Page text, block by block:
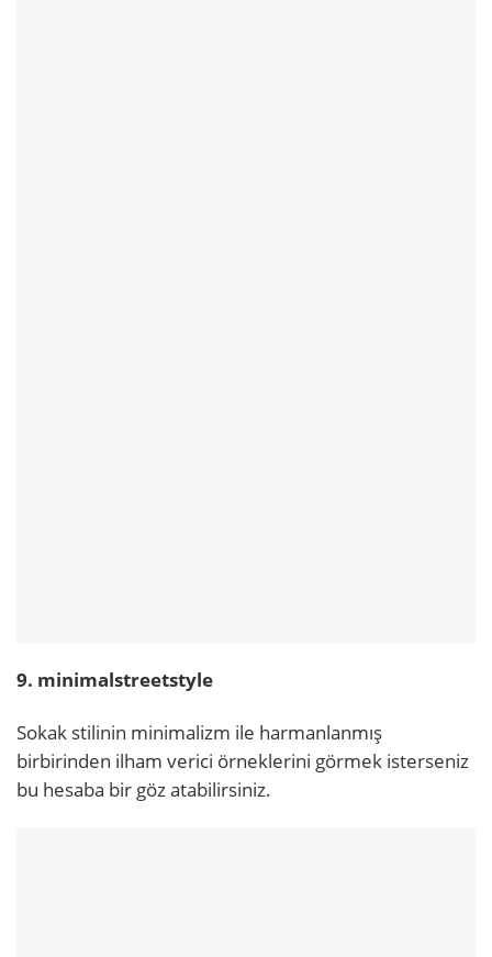
9. minimalstreetstyle
Sokak stilinin minimalizm ile harmanlanmış
birbirinden ilham verici örneklerini görmek isterseniz
bu hesaba bir göz atabilirsiniz.